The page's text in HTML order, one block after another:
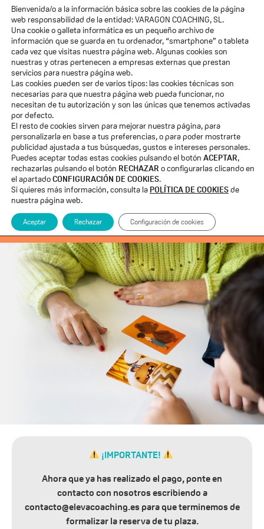
¡Enhorabuena!
Ya tienes tuplaza
reservada
Curso de comunicación segura y
eficaz
¡IMPORTANTE!
Ahora que ya has realizado el pago, ponte en
contacto con nosotros escribiendo a
contacto@elevacoaching.espara que terminemos de
formalizar la reserva de tu plaza.
Bienvenida/o a la información básica sobre las cookies de la página
web responsabilidad de la entidad: VARAGON COACHING, SL.
Una cookie o galleta informática es un pequeño archivo de
información que se guarda en tu ordenador, “smartphone” o tableta
cada vez que visitas nuestra página web. Algunas cookies son
nuestras y otras pertenecen a empresas externas que prestan
servicios para nuestra página web.
Las cookies pueden ser de varios tipos: las cookies técnicas son
necesarias para que nuestra página web pueda funcionar, no
necesitan de tu autorización y son las únicas que tenemos activadas
por defecto.
El resto de cookies sirven para mejorar nuestra página, para
personalizarla en base a tus preferencias, o para poder mostrarte
publicidad ajustada a tus búsquedas, gustos e intereses personales.
Puedes aceptar todas estas cookies pulsando el botón ACEPTAR,
rechazarlas pulsando el botón RECHAZAR o configurarlas clicando en
el apartadoCONFIGURACIÓN DE COOKIES.
Si quieres más información, consulta la POLÍTICA DE COOKIESde
nuestra página web.
Aceptar Rechazar Configuración de cookies